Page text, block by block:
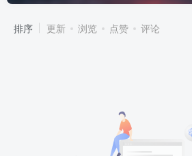
排序 更新 浏览 点赞 评论